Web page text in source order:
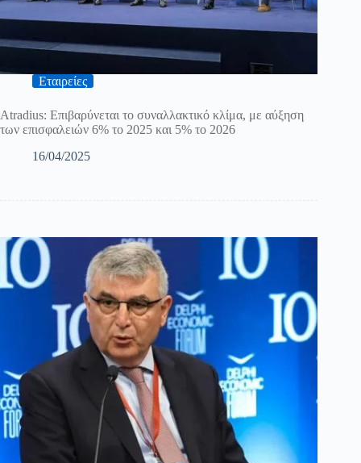
Εταιρείες
Atradius: Επιβαρύνεται το συναλλακτικό κλίμα, με αύξηση
των επισφαλειών 6% το 2025 και 5% το 2026
16/04/2025